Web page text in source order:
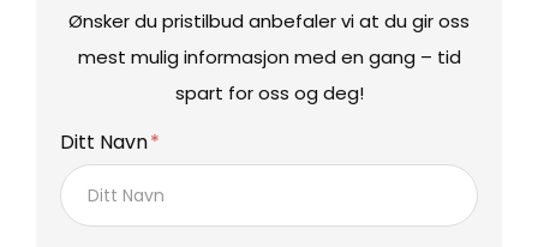
Ønsker du pristilbud anbefaler vi at du gir oss
mest mulig informasjon med en gang – tid
spart for oss og deg!
Ditt Navn